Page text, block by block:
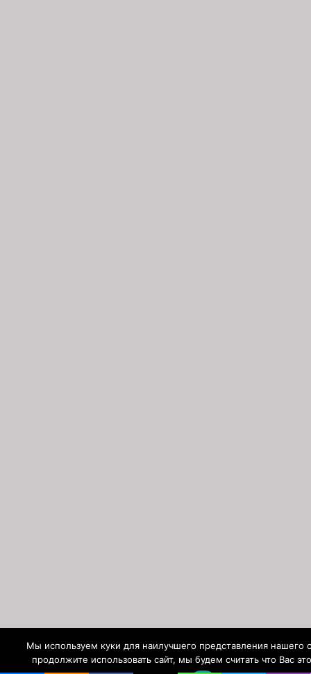
Мы используем куки для наилучшего представления нашего
продолжите использовать сайт, мы будем считать что Вас